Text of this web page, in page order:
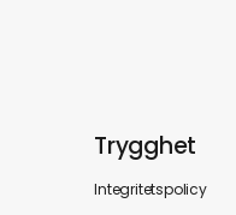
Trygghet
Integritetspolicy